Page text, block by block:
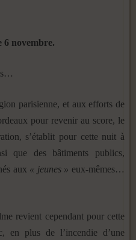
6 novembre.
parisienne, et aux efforts de
pour revenir au score, le
s’établit pour cette nuit à
que des bâtiments publics,
aux « jeunes » eux-mêmes…
revient cependant pour cette
en plus de l’incendie d’une